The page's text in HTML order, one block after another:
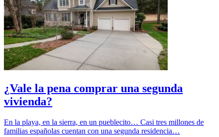
¿Vale la pena comprar una segunda
vivienda?
En la playa, en la sierra, en un pueblecito… Casi tres millones de
familias españolas cuentan con una segunda residencia…